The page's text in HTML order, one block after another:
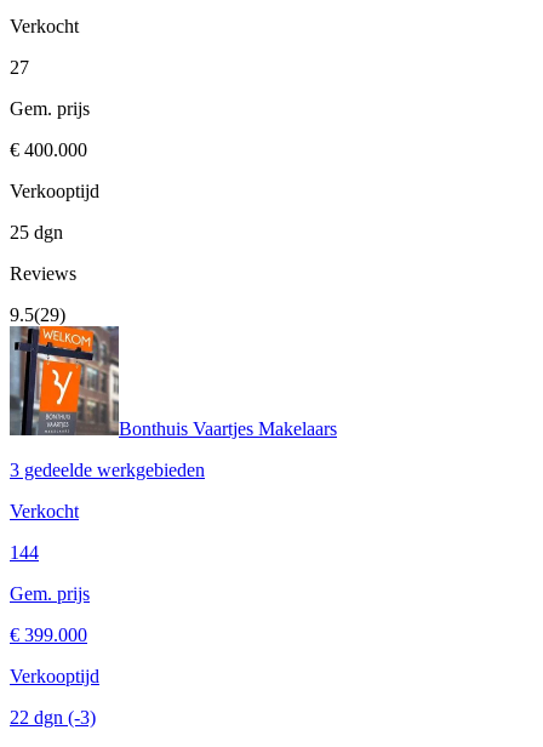
Verkocht
27
Gem. prijs
€ 400.000
Verkooptijd
25 dgn
Reviews
9.5(29)
Bonthuis Vaartjes Makelaars
3 gedeelde werkgebieden
Verkocht
144
Gem. prijs
€ 399.000
Verkooptijd
22 dgn (-3)